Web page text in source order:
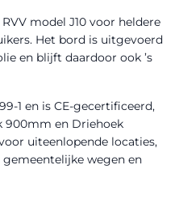
model J10 voor heldere
Het bord is uitgevoerd
en blijft daardoor ook ’s
1 en is CE-gecertificeerd,
900mm en Driehoek
uiteenlopende locaties,
wegen en